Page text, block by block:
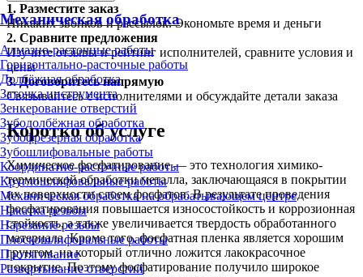
Механическая обработка
Алмазно-расточные работы
Горизонтально-расточные работы
Долбёжная обработка
Заточка инструмента
Зенкерование отверстий
Зубодолбёжная обработка
Зубофрезерная обработка
Зубошлифовальные работы
Координатно-расточные работы
Круглошлифовальные работы
Механическая обработка на обрабатывающем центре
Накатка резьбы
Нарезание резьбы
Плоскошлифовальные работы
Протягивание
Развертывание отверстий
1. Разместите заказ
Никаких звонков и рассылок. Экономьте время и деньги
2. Сравните предложения
Изучите отзывы и рейтинг исполнителей, сравните условия и
цены
3.Договоритесь напрямую
Связывайтесь с исполнителями и обсуждайте детали заказа
Коротко об услуге
Химическое фосфатирование — это технология химико-
термической обработки металла, заключающаяся в покрытии
их поверхности слоем фосфатов. В результате проведения
фосфатирования повышается износостойкость и коррозионная
стойкость, а также увеличивается твердость обработанного
материала. Кроме того, фосфатная пленка является хорошим
грунтом, на который отлично ложится лакокрасочное
покрытие. Поэтому фосфатирование получило широкое